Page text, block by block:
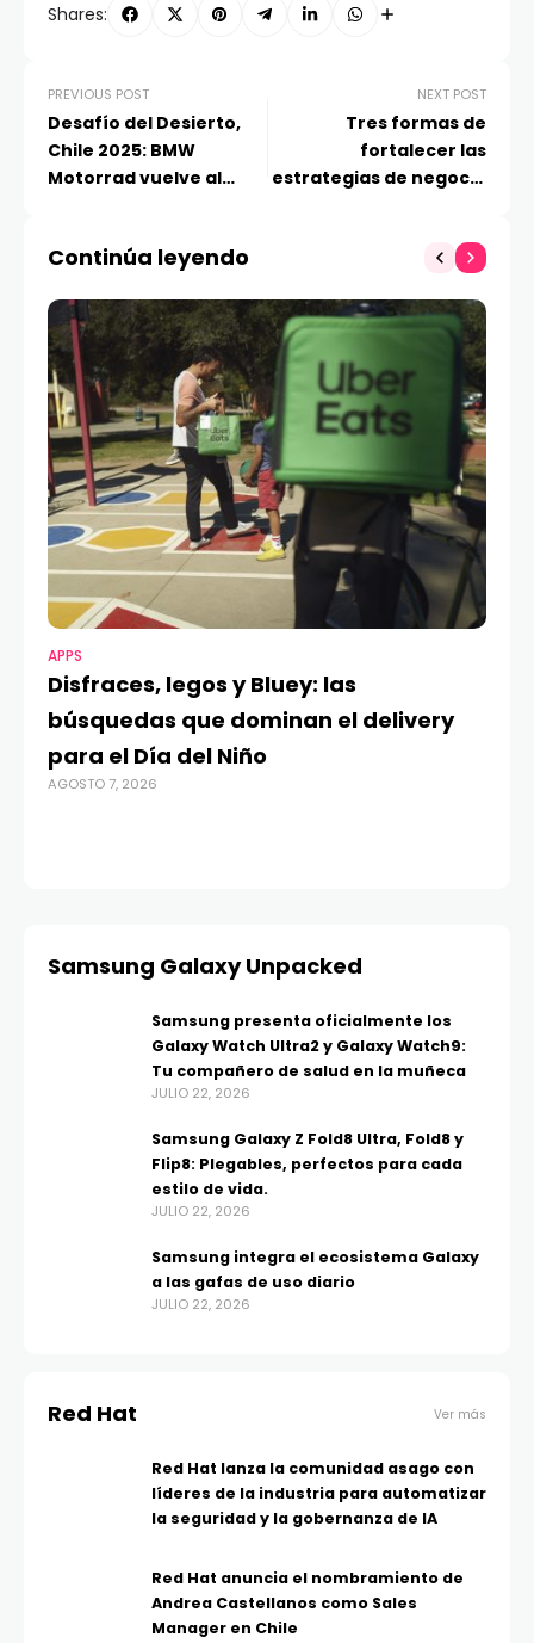
Shares:
PREVIOUS POST
Desafío del Desierto,
Chile 2025: BMW
Motorrad vuelve al
BMW F 900 GS
NEXT POST
Tres formas de
fortalecer las
estrategias de negocio
alimentación y
centros de datos
Continúa leyendo
APPS
Disfraces, legos y Bluey: las
búsquedas que dominan el delivery
para el Día del Niño
AGOSTO 7, 2026
Samsung Galaxy Unpacked
Samsung presenta oficialmente los
Galaxy Watch Ultra2 y Galaxy Watch9:
Tu compañero de salud en la muñeca
JULIO 22, 2026
Samsung Galaxy Z Fold8 Ultra, Fold8 y
Flip8: Plegables, perfectos para cada
estilo de vida.
JULIO 22, 2026
Samsung integra el ecosistema Galaxy
a las gafas de uso diario
JULIO 22, 2026
Red Hat Ver más
Red Hat lanza la comunidad asago con
líderes de la industria para automatizar
la seguridad y la gobernanza de IA
Red Hat anuncia el nombramiento de
Andrea Castellanos como Sales
Manager en Chile